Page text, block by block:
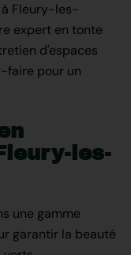
Fleury-les-
expert en tonte
d'espaces
faire pour un
les-
une gamme
garantir la beauté